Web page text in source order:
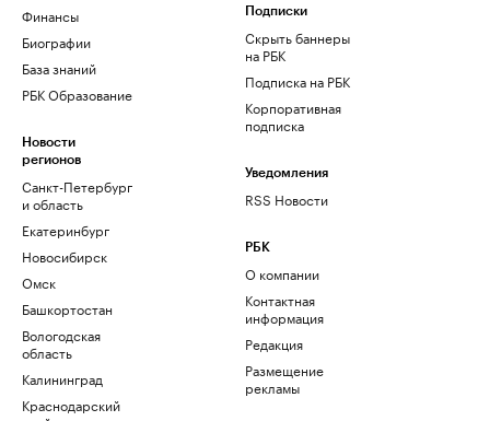
Финансы
Биографии
База знаний
РБК Образование
Новости
регионов
Санкт-Петербург
и область
Екатеринбург
Новосибирск
Омск
Башкортостан
Вологодская
область
Калининград
Краснодарский
Подписки
Скрыть баннеры
на РБК
Подписка на РБК
Корпоративная
подписка
Уведомления
RSS Новости
РБК
О компании
Контактная
информация
Редакция
Размещение
рекламы